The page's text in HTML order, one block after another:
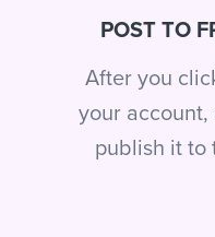
POST TO
After you
your
publish it to